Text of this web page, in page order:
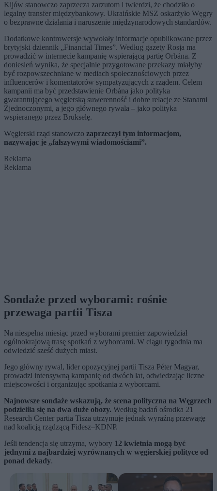
Kijów stanowczo zaprzecza zarzutom i twierdzi, że chodziło o
legalny transfer międzybankowy. Ukraińskie MSZ oskarżyło Węgry
o bezprawne działania i naruszenie międzynarodowych standardów.
Dodatkowe kontrowersje wywołały informacje opublikowane przez
brytyjski dziennik „Financial Times”. Według gazety Rosja ma
prowadzić w internecie kampanię wspierającą partię Orbána. Z
doniesień wynika, że specjalnie przygotowane przekazy miałyby
być rozpowszechniane w mediach społecznościowych przez
influencerów i komentatorów sympatyzujących z rządem. Celem
kampanii ma być przedstawienie Orbána jako polityka
gwarantującego węgierską suwerenność i dobre relacje ze Stanami
Zjednoczonymi, a jego głównego rywala – jako polityka
wspieranego przez Brukselę.
Węgierski rząd stanowczo zaprzeczył tym informacjom,
nazywając je „fałszywymi wiadomościami”.
Reklama
Reklama
Sondaże przed wyborami: rośnie
przewaga partii Tisza
Na niespełna miesiąc przed wyborami premier zapowiedział
ogólnokrajową trasę spotkań z wyborcami. W ciągu tygodnia ma
odwiedzić sześć dużych miast.
Jego główny rywal, lider opozycyjnej partii Tisza Péter Magyar,
prowadzi intensywną kampanię od dwóch lat, odwiedzając liczne
miejscowości i organizując spotkania z wyborcami.
Najnowsze sondaże wskazują, że scena polityczna na Węgrzech
podzieliła się na dwa duże obozy. Według badań ośrodka 21
Research Center partia Tisza utrzymuje jednak wyraźną przewagę
nad koalicją rządzącą Fidesz–KDNP.
Jeśli tendencja się utrzyma, wybory 12 kwietnia mogą być
jednymi z najbardziej wyrównanych w węgierskiej polityce od
ponad dekady.